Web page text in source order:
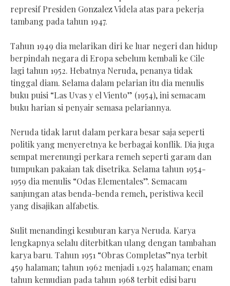
represif Presiden Gonzalez Videla atas para pekerja
tambang pada tahun 1947.
Tahun 1949 dia melarikan diri ke luar negeri dan hidup
berpindah negara di Eropa sebelum kembali ke Cile
lagi tahun 1952. Hebatnya Neruda, penanya tidak
tinggal diam. Selama dalam pelarian itu dia menulis
buku puisi “Las Uvas y el Viento” (1954), ini semacam
buku harian si penyair semasa pelariannya.
Neruda tidak larut dalam perkara besar saja seperti
politik yang menyeretnya ke berbagai konflik. Dia juga
sempat merenungi perkara remeh seperti garam dan
tumpukan pakaian tak disetrika. Selama tahun 1954-
1959 dia menulis “Odas Elementales”. Semacam
sanjungan atas benda-benda remeh, peristiwa kecil
yang disajikan alfabetis.
Sulit menandingi kesuburan karya Neruda. Karya
lengkapnya selalu diterbitkan ulang dengan tambahan
karya baru. Tahun 1951 “Obras Completas”nya terbit
459 halaman; tahun 1962 menjadi 1.925 halaman; enam
tahun kemudian pada tahun 1968 terbit edisi baru